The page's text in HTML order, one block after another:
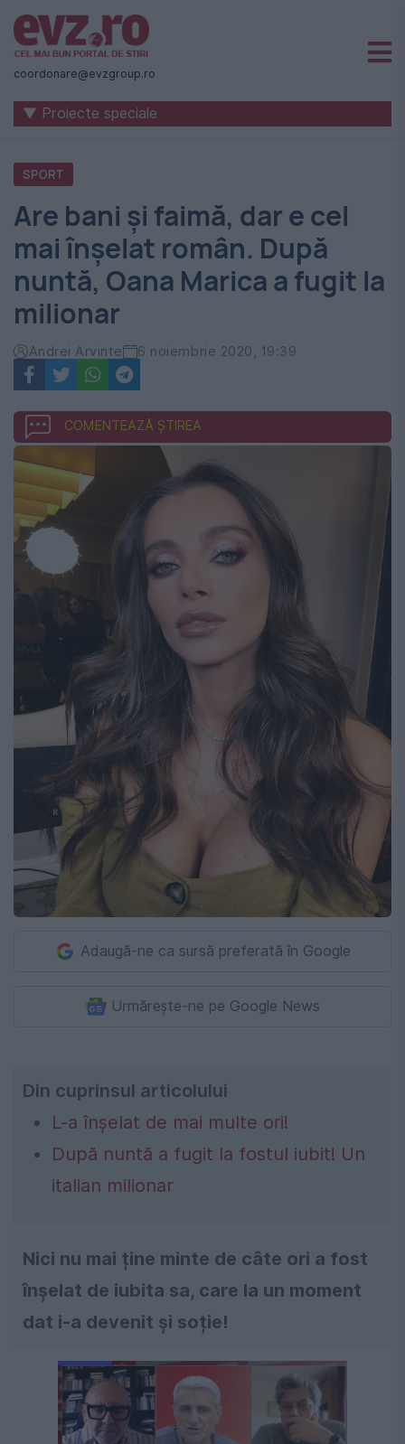
Știri
naționale
internaționale
România
-
Evenimentul
Zilei
coordonare@evzgroup.ro
▼ Proiecte speciale
SPORT
Are bani și faimă, dar e cel
mai înșelat român. După
nuntă, Oana Marica a fugit la
milionar
Andrei Arvinte 6 noiembrie 2020, 19:39
COMENTEAZĂ ȘTIREA
Adaugă-ne ca sursă preferată în Google
Urmărește-ne pe Google News
Din cuprinsul articolului
L-a înșelat de mai multe ori!
După nuntă a fugit la fostul iubit! Un
italian milionar
Nici nu mai ține minte de câte ori a fost
înșelat de iubita sa, care la un moment
dat i-a devenit și soție!